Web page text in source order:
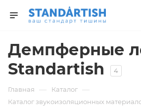
Демпферные
Standartish
4
Главная — Каталог —
Каталог звукоизоляционных